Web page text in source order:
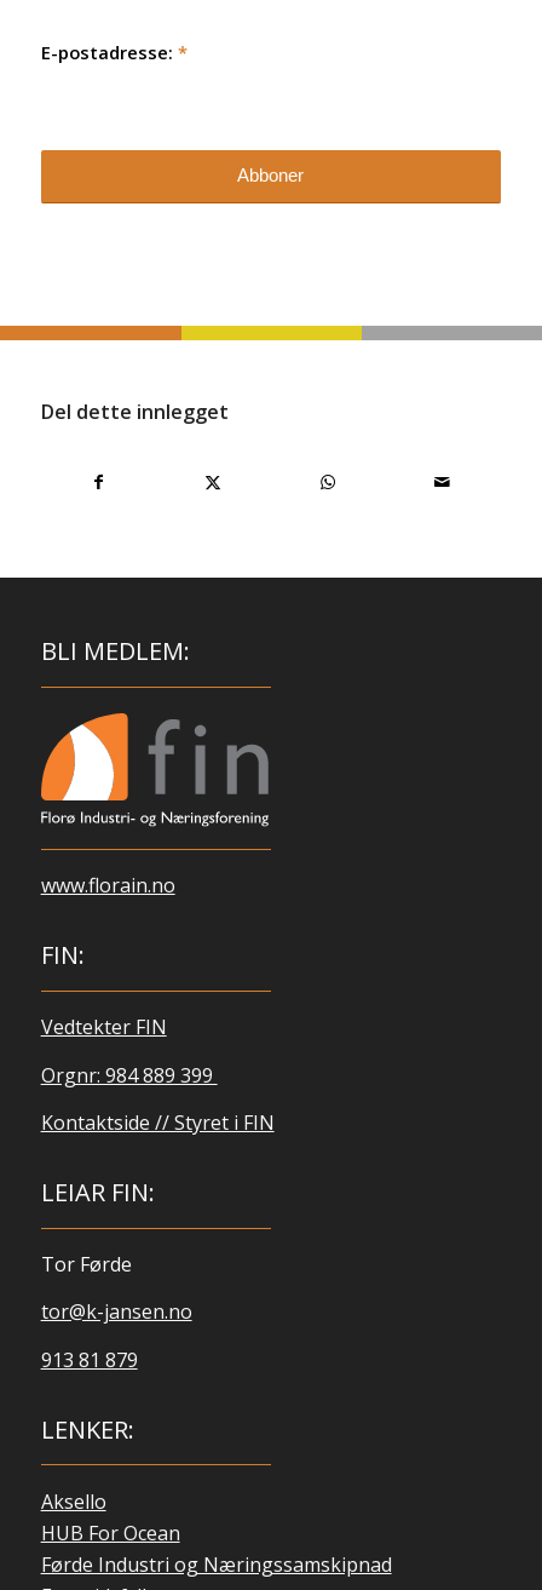
E-postadresse: *
Del dette innlegget
BLI MEDLEM:
www.florain.no
FIN:
Vedtekter FIN
Orgnr: 984 889 399
Kontaktside // Styret i FIN
LEIAR FIN:
Tor Førde
tor@k-jansen.no
913 81 879
LENKER:
Aksello
HUB For Ocean
Førde Industri og Næringssamskipnad